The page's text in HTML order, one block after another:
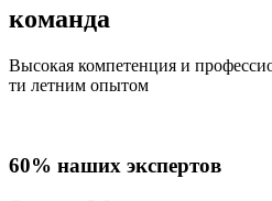
команда
Высокая компетенция и
ти летним опытом
60% наших экспертов